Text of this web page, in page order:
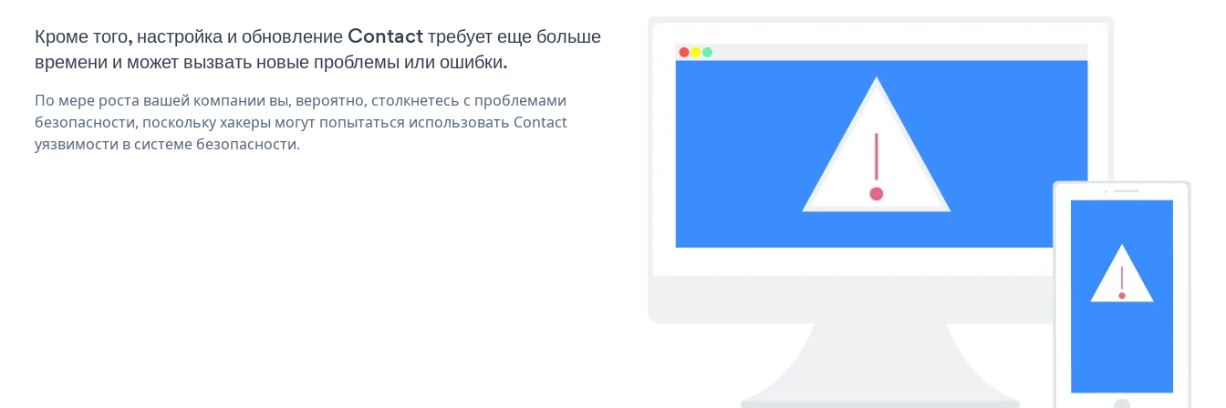
Кроме того, настройка и обновление Contact требует еще больше
времени и может вызвать новые проблемы или ошибки.
По мере роста вашей компании вы, вероятно, столкнетесь с проблемами
безопасности, поскольку хакеры могут попытаться использовать Contact
уязвимости в системе безопасности.